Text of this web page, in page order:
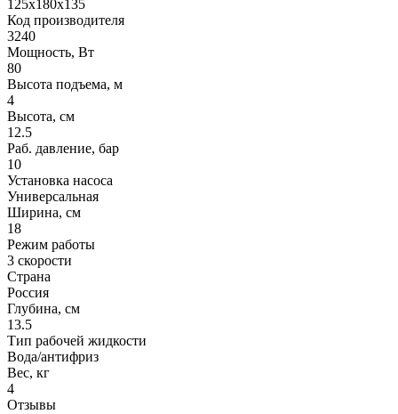
125х180х135
Код производителя
3240
Мощность, Вт
80
Высота подъема, м
4
Высота, см
12.5
Раб. давление, бар
10
Установка насоса
Универсальная
Ширина, см
18
Режим работы
3 скорости
Страна
Россия
Глубина, см
13.5
Тип рабочей жидкости
Вода/антифриз
Вес, кг
4
Отзывы